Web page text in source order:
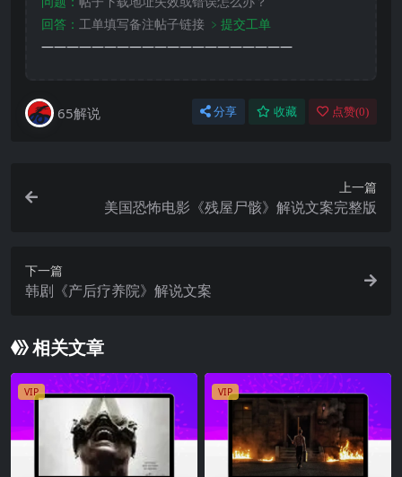
回答： 工单填写备注帖子链接 ﹥提交工单
————————————————————
65解说 分享 收藏 点赞(0)
上一篇
美国恐怖电影《残屋尸骸》解说文案完整版
下一篇
韩剧《产后疗养院》解说文案
相关文章
VIP VIP